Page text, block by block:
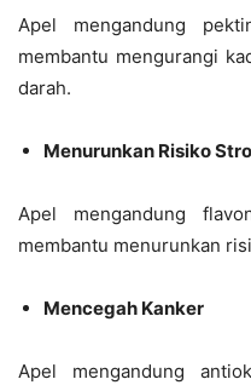
Apel mengandung
membantu mengurangi
darah.
Menurunkan Risiko
Apel mengandung
membantu menurunkan
Mencegah Kanker
Apel mengandung